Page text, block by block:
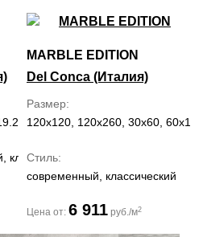
MARBLE EDITION
Del Conca (Италия)
Размер
120x120, 120x260, 30x60,
Стиль
современный, классический
Цена от: 6 911 руб./м2